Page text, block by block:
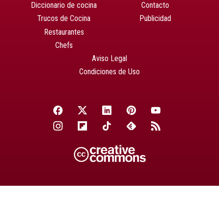
Diccionario de cocina
Trucos de Cocina
Restaurantes
Chefs
Contacto
Publicidad
Aviso Legal
Condiciones de Uso